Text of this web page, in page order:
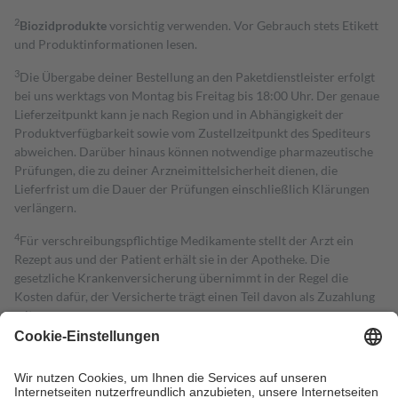
2Biozidproduktevorsichtig verwenden. Vor Gebrauch stets Etikett
und Produktinformationen lesen.
3Die Übergabe deiner Bestellung an den Paketdienstleister erfolgt
bei uns werktags von Montag bis Freitag bis 18:00 Uhr. Der genaue
Lieferzeitpunkt kann je nach Region und in Abhängigkeit der
Produktverfügbarkeit sowie vom Zustellzeitpunkt des Spediteurs
abweichen. Darüber hinaus können notwendige pharmazeutische
Prüfungen, die zu deiner Arzneimittelsicherheit dienen, die
Lieferfrist um die Dauer der Prüfungen einschließlich Klärungen
verlängern.
4Für verschreibungspflichtige Medikamente stellt der Arzt ein
Rezept aus und der Patient erhält sie in der Apotheke. Die
gesetzliche Krankenversicherung übernimmt in der Regel die
Kosten dafür, der Versicherte trägt einen Teil davon als Zuzahlung
mit.
Grundsätzlich leisten Mitglieder Zuzahlungen in Höhe von zehn
höchstens zehn Euro.
Es sind jedoch nie mehr als die tatsächlichen
Kosten der Leistung zu entrichten.